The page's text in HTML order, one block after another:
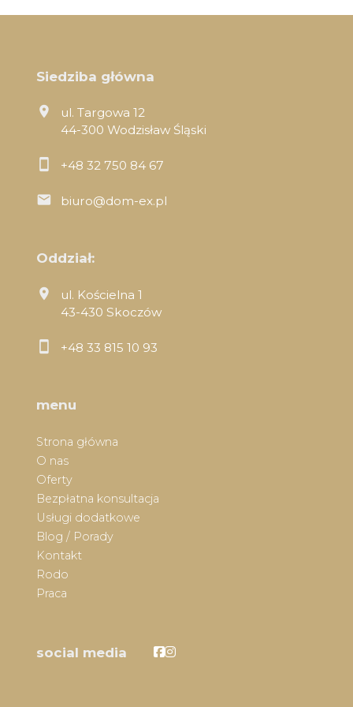
Siedziba główna
ul. Targowa 12
44-300 Wodzisław Śląski
+48 32 750 84 67
biuro@dom-ex.pl
Oddział:
ul. Kościelna 1
43-430 Skoczów
+48 33 815 10 93
menu
Strona główna
O nas
Oferty
Bezpłatna konsultacja
Usługi dodatkowe
Blog / Porady
Kontakt
Rodo
Praca
social media Facebook
Facebook